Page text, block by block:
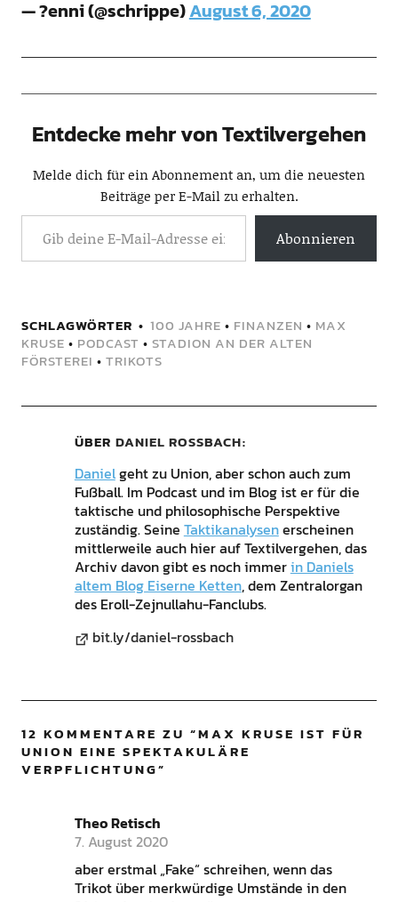
— ?enni (@schrippe)August 6, 2020
Entdecke mehr von Textilvergehen
Melde dich für ein Abonnement an, um die neuesten
Beiträge per E-Mail zu erhalten.
Abonnieren
SCHLAGWÖRTER 100 JAHRE • FINANZEN • MAX
KRUSE • PODCAST • STADION AN DER ALTEN
FÖRSTEREI • TRIKOTS
ÜBER DANIEL ROSSBACH
Danielgeht zu Union, aber schon auch zum
Fußball. Im Podcast und im Blog ist er für die
taktische und philosophische Perspektive
zuständig. Seine Taktikanalysenerscheinen
mittlerweile auch hier auf Textilvergehen, das
Archiv davon gibt es noch immerin Daniels
altem Blog Eiserne Ketten, dem Zentralorgan
des Eroll-Zejnullahu-Fanclubs.
bit.ly/daniel-rossbach
12 KOMMENTARE ZU “MAX KRUSE IST FÜR
UNION EINE SPEKTAKULÄRE
VERPFLICHTUNG”
Theo Retisch
7. August 2020
aber erstmal „Fake“ schreihen, wenn das
Trikot über merkwürdige Umstände in den